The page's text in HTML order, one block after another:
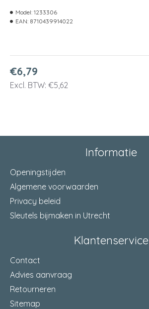
Hoogte
Colli - lengte
Colli - breedte
Zwart
Basisgrondstof
Houdbaarheid
ongeopend
€6,79
Excl. BTW: €5,62
Model: 1233306
EAN: 8710439914022
Informatie
Openingstijden
Algemene voorwaarden
Privacy beleid
Sleutels bijmaken in Utrecht
Klantenservice
Contact
Advies aanvraag
Retourneren
Sitemap